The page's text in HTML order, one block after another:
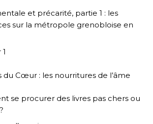
et précarité, partie 1 : les
sur la métropole grenobloise en
du Cœur : les nourritures de l’âme
se procurer des livres pas chers ou